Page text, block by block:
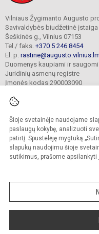
Šioje svetainėje naudojame
paslaugų kokybę, analizuoti
patirtį. Spustelėję mygtuką
slapukų naudojimu šioje
sutikimus, prašome apsilankyti
Vilniaus Žygimanto Augusto
Savivaldybės biudžetinė įstaiga
Šeškinės g., Vilnius 07153
Tel./ faks. +370 5 246 8454
El. p.
Duomenys kaupiami ir saugomi
Juridinių asmenų registre
Įmonės kodas 290003090
© 2021. Vilniaus Žygimanto
Kopijuoti turinį be
Versija